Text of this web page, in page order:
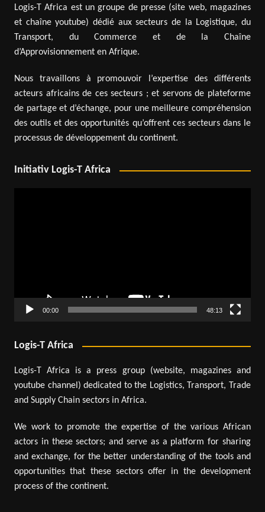
Logis-T Africa est un groupe de presse (site web, magazines
et chaîne youtube) dédié aux secteurs de la Logistique, du
Transport, du Commerce et de la Chaîne
d’Approvisionnement en Afrique.
Nous travaillons à promouvoir l’expertise des différents
acteurs africains de ces secteurs ; et servons de plateforme
de partage et d’échange, pour une meilleure compréhension
des outils et des opportunités qu’offrent ces secteurs dans le
processus de développement du continent.
Initiativ Logis-T Africa
00:00 48:13
Logis-T Africa
Logis-T Africa is a press group (website, magazines and
youtube channel) dedicated to the Logistics, Transport, Trade
and Supply Chain sectors in Africa.
We work to promote the expertise of the various African
actors in these sectors; and serve as a platform for sharing
and exchange, for the better understanding of the tools and
opportunities that these sectors offer in the development
process of the continent.